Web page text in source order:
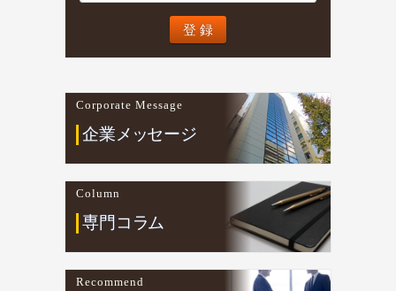
Corporate Message
企業メ ッセージ
Column
専門コ ラム
Recommend